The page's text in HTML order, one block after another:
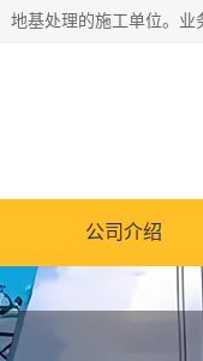
公司介绍